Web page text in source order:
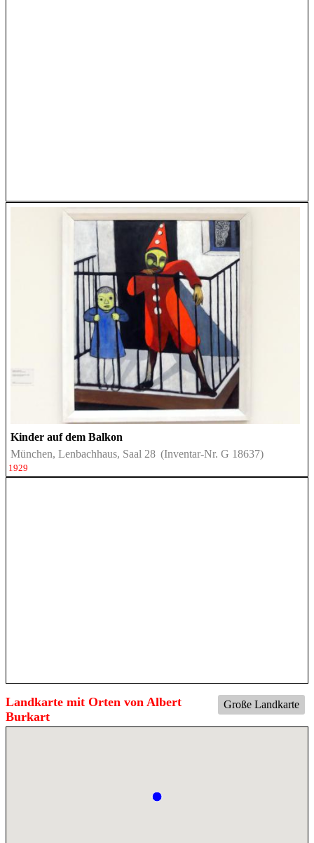
Kinder auf dem Balkon
München, Lenbachhaus, Saal 28 (Inventar-Nr. G 18637)
1929
Große Landkarte
Landkarte mit Orten von Albert
Burkart